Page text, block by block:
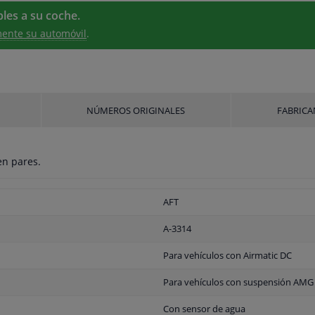
a su coche.
su automóvil.
NÚMEROS ORIGINALES
pares.
AFT
A-3314
Para vehículos con Airmatic DC
Para vehículos con suspensión AMG
Con sensor de agua